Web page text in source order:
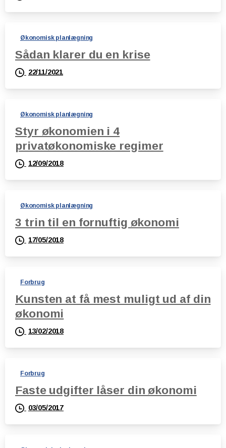
Økonomisk planlægning
Sådan klarer du en krise
22/11/2021
Økonomisk planlægning
Styr økonomien i 4
privatøkonomiske regimer
12/09/2018
Økonomisk planlægning
3 trin til en fornuftig økonomi
17/05/2018
Forbrug
Kunsten at få mest muligt ud af din
økonomi
13/02/2018
Forbrug
Faste udgifter låser din økonomi
03/05/2017